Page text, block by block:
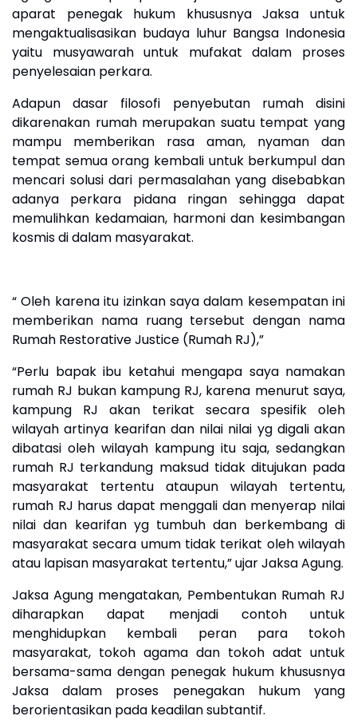
aparat penegak hukum khususnya Jaksa untuk
mengaktualisasikan budaya luhur Bangsa Indonesia
yaitu musyawarah untuk mufakat dalam proses
penyelesaian perkara.
Adapun dasar filosofi penyebutan rumah disini
dikarenakan rumah merupakan suatu tempat yang
mampu memberikan rasa aman, nyaman dan
tempat semua orang kembali untuk berkumpul dan
mencari solusi dari permasalahan yang disebabkan
adanya perkara pidana ringan sehingga dapat
memulihkan kedamaian, harmoni dan kesimbangan
kosmis di dalam masyarakat.
“ Oleh karena itu izinkan saya dalam kesempatan ini
memberikan nama ruang tersebut dengan nama
Rumah Restorative Justice (Rumah RJ),”
“Perlu bapak ibu ketahui mengapa saya namakan
rumah RJ bukan kampung RJ, karena menurut saya,
kampung RJ akan terikat secara spesifik oleh
wilayah artinya kearifan dan nilai nilai yg digali akan
dibatasi oleh wilayah kampung itu saja, sedangkan
rumah RJ terkandung maksud tidak ditujukan pada
masyarakat tertentu ataupun wilayah tertentu,
rumah RJ harus dapat menggali dan menyerap nilai
nilai dan kearifan yg tumbuh dan berkembang di
masyarakat secara umum tidak terikat oleh wilayah
atau lapisan masyarakat tertentu,” ujar Jaksa Agung.
Jaksa Agung mengatakan, Pembentukan Rumah RJ
diharapkan dapat menjadi contoh untuk
menghidupkan kembali peran para tokoh
masyarakat, tokoh agama dan tokoh adat untuk
bersama-sama dengan penegak hukum khususnya
Jaksa dalam proses penegakan hukum yang
berorientasikan pada keadilan subtantif.